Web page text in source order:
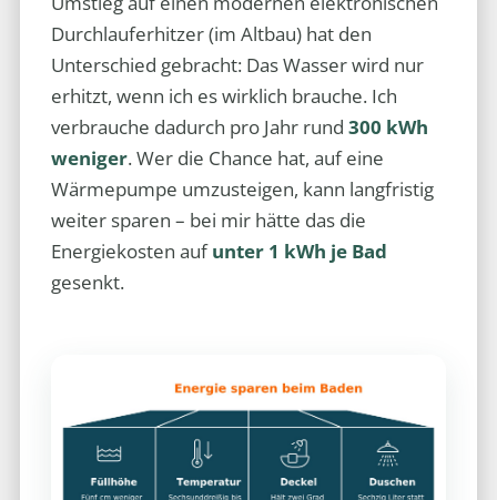
Durchlauferhitzer (im Altbau) hat den
Unterschied gebracht: Das Wasser wird nur
erhitzt, wenn ich es wirklich brauche. Ich
verbrauche dadurch pro Jahr rund 300 kWh
weniger. Wer die Chance hat, auf eine
Wärmepumpe umzusteigen, kann langfristig
weiter sparen – bei mir hätte das die
Energiekosten aufunter 1 kWh je Bad
gesenkt.